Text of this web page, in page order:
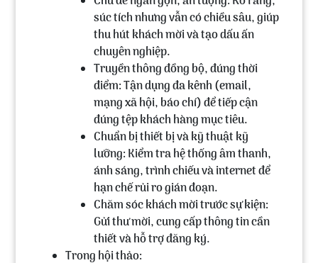
súc tích nhưng vẫn có chiều sâu, giúp
thu hút khách mời và tạo dấu ấn
chuyên nghiệp.
Truyền thông đồng bộ, đúng thời
điểm:Tận dụng đa kênh (email,
mạng xã hội, báo chí) để tiếp cận
đúng tệp khách hàng mục tiêu.
Chuẩn bị thiết bị và kỹ thuật kỹ
lưỡng:Kiểm tra hệ thống âm thanh,
ánh sáng, trình chiếu và internet để
hạn chế rủi ro gián đoạn.
Chăm sóc khách mời trước sự kiện:
Gửi thư mời, cung cấp thông tin cần
thiết và hỗ trợ đăng ký.
Trong hội thảo: